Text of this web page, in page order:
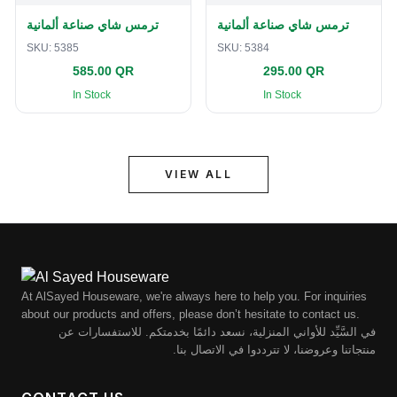
ترمس شاي صناعة ألمانية
SKU: 5385
585.00 QR
In Stock
ترمس شاي صناعة ألمانية
SKU: 5384
295.00 QR
In Stock
VIEW ALL
At AlSayed Houseware, we're always here to help you. For inquiries
about our products and offers, please don’t hesitate to contact us.
في السَّيِّد للأواني المنزلية، نسعد دائمًا بخدمتكم. للاستفسارات عن
منتجاتنا وعروضنا، لا تترددوا في الاتصال بنا.